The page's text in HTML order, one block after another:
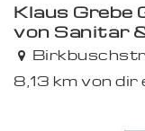
Klaus Grebe
von Sanitär
8,13 km von